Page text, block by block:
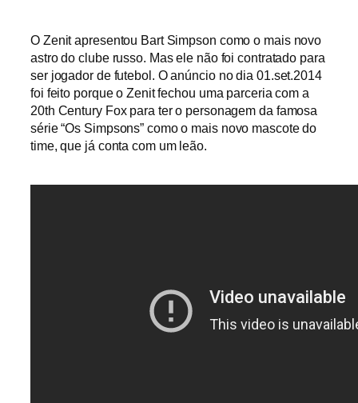
O Zenit apresentou Bart Simpson como o mais novo
astro do clube russo. Mas ele não foi contratado para
ser jogador de futebol. O anúncio no dia 01.set.2014
foi feito porque o Zenit fechou uma parceria com a
20th Century Fox para ter o personagem da famosa
série “Os Simpsons” como o mais novo mascote do
time, que já conta com um leão.